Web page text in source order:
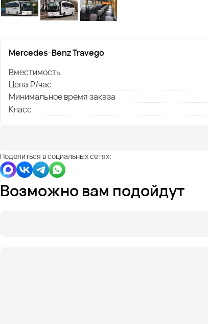
Mercedes-Benz Travego
Вместимость
Цена ₽/час
Минимальное время заказа
Класс
Поделиться в социальных сетях:
Возможно вам подойдут